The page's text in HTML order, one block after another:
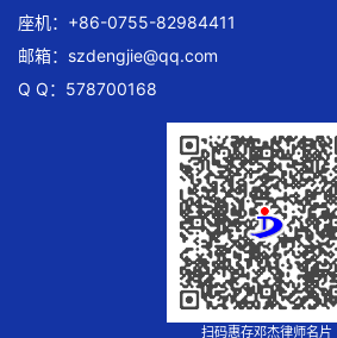
座机：+86-0755-82984411
邮箱： szdengjie@qq.com
Q Q：578700168
扫码惠存邓杰律师名片